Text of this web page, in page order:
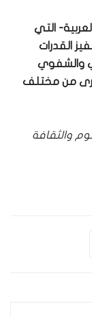
التي
القدرات
والشفوي
أخرى من مختلف
والثقافة